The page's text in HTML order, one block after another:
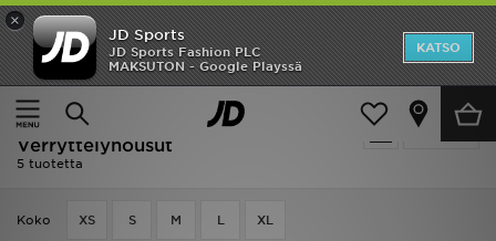
×
JD Sports
JD Sports Fashion PLC
MAKSUTON - Google Playssä
KATSO
Etusivu
Naiset Naisten vaatteet Verryttelyhousut
Suodata
Naiset - New Balance
Verryttelyhousut
5 tuotetta
Koko XS S M L XL
Etusivu
Ale
Uutuudet